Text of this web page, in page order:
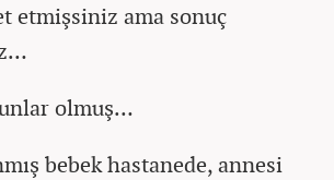
etmişsiniz ama sonuç
olmuş…
bebek hastanede, annesi